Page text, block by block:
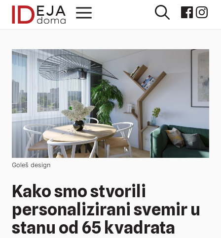
Preskoči
Goleš design
Kako smo stvorili
personalizirani svemir u
stanu od 65 kvadrata